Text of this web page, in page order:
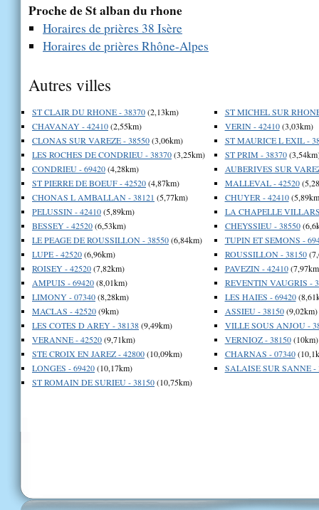
Proche de St alban du rhone
Horaires de prières 38 Isère
Horaires de prières Rhône-Alpes
Autres villes
ST CLAIR DU RHONE - 38370(2,13km)
CHAVANAY - 42410(2,55km)
CLONAS SUR VAREZE - 38550(3,06km)
LES ROCHES DE CONDRIEU - 38370(3,25km)
CONDRIEU - 69420(4,28km)
ST PIERRE DE BOEUF - 42520(4,87km)
CHONAS L AMBALLAN - 38121 (5,77km)
PELUSSIN - 42410(5,89km)
BESSEY - 42520(6,53km)
LE PEAGE DE ROUSSILLON - 38550(6,84km)
LUPE - 42520(6,96km)
ROISEY - 42520(7,82km)
AMPUIS - 69420(8,01km)
LIMONY - 07340(8,28km)
MACLAS - 42520(9km)
LES COTES D AREY - 38138(9,49km)
VERANNE - 42520(9,71km)
STE CROIX EN JAREZ - 42800(10,09km)
LONGES - 69420(10,17km)
ST ROMAIN DE SURIEU - 38150(10,75km)
ST MICHEL SUR
VERIN - 42410(3,03km)
ST MAURICE L EXIL -
ST PRIM - 38370
AUBERIVES SUR
MALLEVAL - 42520
CHUYER - 42410
LA CHAPELLE
CHEYSSIEU - 38550
TUPIN ET SEMONS -
ROUSSILLON - 38150
PAVEZIN - 42410
REVENTIN VAUGRIS -
LES HAIES - 69420
ASSIEU - 38150(9,02km)
VILLE SOUS ANJOU -
VERNIOZ - 38150(10km)
CHARNAS - 07340
SALAISE SUR SANNE -